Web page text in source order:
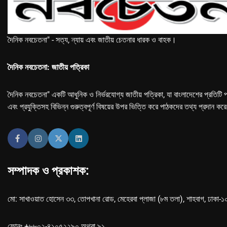
দৈনিক নবচেতনা" - সত্য, ন্যায় এবং জাতীয় চেতনার ধারক ও বাহক।
দৈনিক নবচেতনা: জাতীয় পত্রিকা
দৈনিক নবচেতনা" একটি আধুনিক ও নির্ভরযোগ্য জাতীয় পত্রিকা, যা বাংলাদেশের
এবং প্রযুক্তিসহ বিভিন্ন গুরুত্বপূর্ণ বিষয়ের উপর ভিত্তি করে পাঠকদের তথ্য প্রদান
সম্পাদক ও প্রকাশক:
মো: সাখাওয়াত হোসেন ৩৩, তোপখানা রোড, মেহেরবা প্লাজা (৮ম তলা), শাহবাগ, ঢাকা-